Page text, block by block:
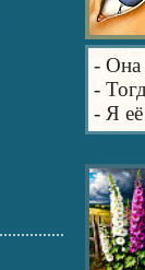
- Она
-
- Я